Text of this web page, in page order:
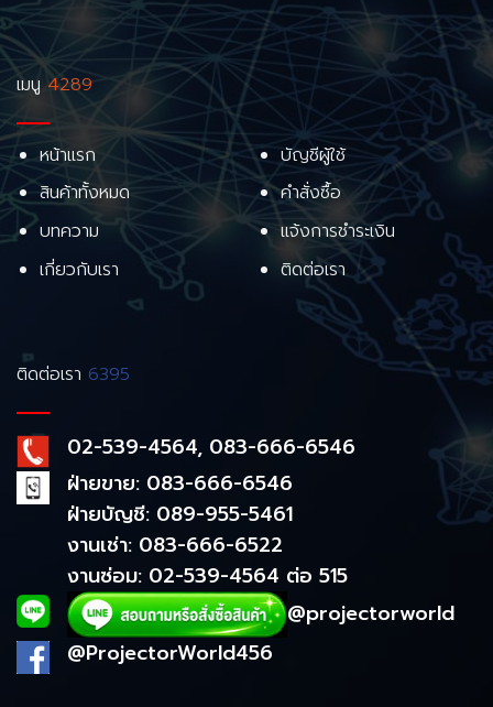
เมนู4289
หน้าแรก
สินค้าทั้งหมด
บทความ
เกี่ยวกับเรา
บัญชีผู้ใช้
คำสั่งซื้อ
แจ้งการชำระเงิน
ติดต่อเรา
ติดต่อเรา 6395
02-539-4564, 083-666-6546
ฝ่ายขาย: 083-666-6546
ฝ่ายบัญชี: 089-955-5461
งานเช่า: 083-666-6522
งานซ่อม: 02-539-4564 ต่อ 515
@projectorworld
@ProjectorWorld456